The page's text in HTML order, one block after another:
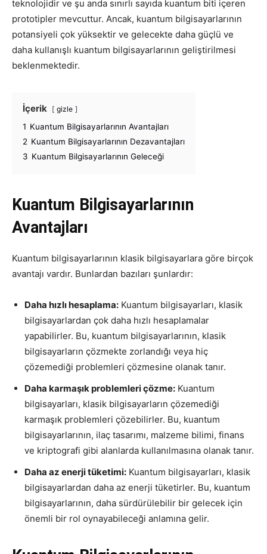
teknolojidir ve şu anda sınırlı sayıda kuantum biti içeren
prototipler mevcuttur. Ancak, kuantum bilgisayarlarının
potansiyeli çok yüksektir ve gelecekte daha güçlü ve
daha kullanışlı kuantum bilgisayarlarının geliştirilmesi
beklenmektedir.
İçerik gizle
1 Kuantum Bilgisayarlarının Avantajları
2 Kuantum Bilgisayarlarının Dezavantajları
3 Kuantum Bilgisayarlarının Geleceği
Kuantum Bilgisayarlarının
Avantajları
Kuantum bilgisayarlarının klasik bilgisayarlara göre birçok
avantajı vardır. Bunlardan bazıları şunlardır:
Daha hızlı hesaplama: Kuantum bilgisayarları, klasik
bilgisayarlardan çok daha hızlı hesaplamalar
yapabilirler. Bu, kuantum bilgisayarlarının, klasik
bilgisayarların çözmekte zorlandığı veya hiç
çözemediği problemleri çözmesine olanak tanır.
Daha karmaşık problemleri çözme: Kuantum
bilgisayarları, klasik bilgisayarların çözemediği
karmaşık problemleri çözebilirler. Bu, kuantum
bilgisayarlarının, ilaç tasarımı, malzeme bilimi, finans
ve kriptografi gibi alanlarda kullanılmasına olanak tanır.
Daha az enerji tüketimi: Kuantum bilgisayarları, klasik
bilgisayarlardan daha az enerji tüketirler. Bu, kuantum
bilgisayarlarının, daha sürdürülebilir bir gelecek için
önemli bir rol oynayabileceği anlamına gelir.